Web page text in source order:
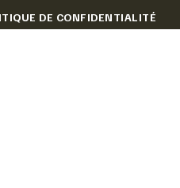
DE CONFIDENTIALITÉ